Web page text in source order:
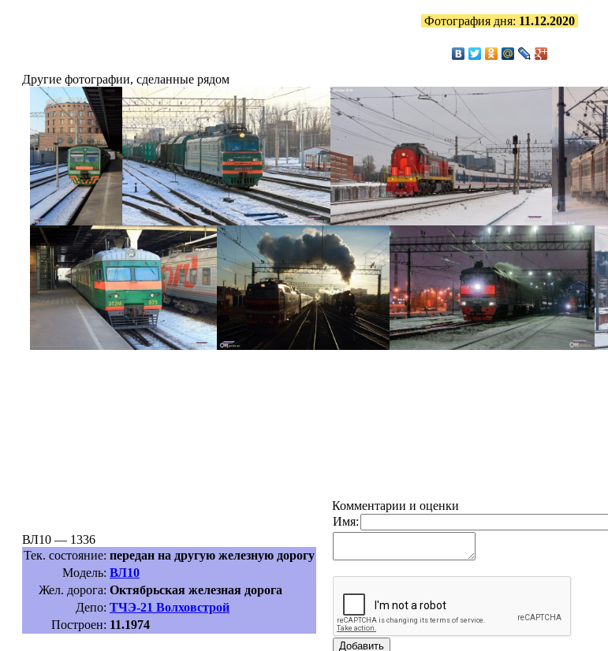
Фотография дня: 11.12.2020
Другие фотографии, сделанные рядом
ВЛ10 — 1336
Тек. состояние: передан на другую железную дорогу
Модель: ВЛ10
Жел. дорога: Октябрьская железная дорога
Депо: ТЧЭ-21 Волховстрой
Построен: 11.1974
Комментарии и оценки
Имя: